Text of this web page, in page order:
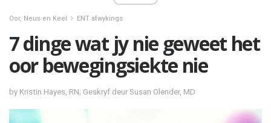
Oor, Neus en Keel ENT afwykings
7 dinge wat jy nie geweet het
oor bewegingsiekte nie
by Kristin Hayes, RN; Geskryf deur Susan Olender, MD